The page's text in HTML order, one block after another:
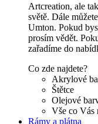
Artcreation, ale
světě. Dále
Umton. Pokud
prosím vědět.
zařadíme do
Co zde najdete?
Akrylové
Štětce
Olejové
Vše co Vás
Rámy a plátna